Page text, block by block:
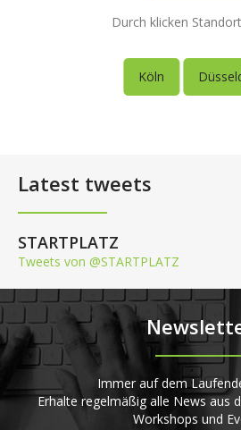
Durch klicken
Köln
Latest tweets
STARTPLATZ
Tweets von @STARTPLATZ
Immer auf dem
Erhalte regelmäßig alle News aus
Workshops und